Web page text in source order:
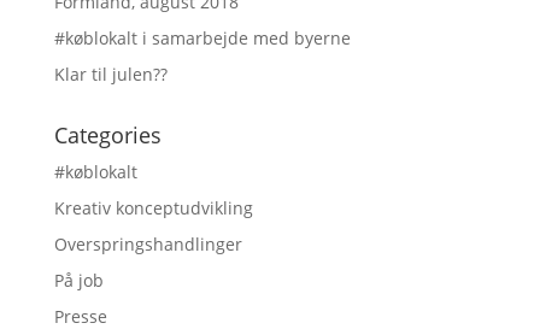
#køblokalt i samarbejde med byerne
Klar til julen??
Categories
#køblokalt
Kreativ konceptudvikling
Overspringshandlinger
På job
Presse